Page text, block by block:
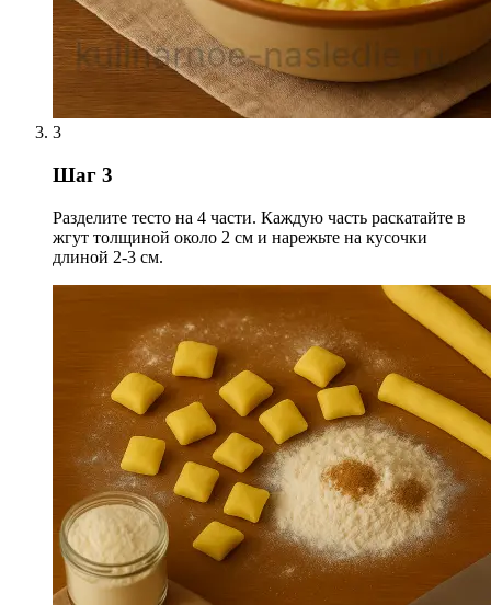
3
Шаг 3
Разделите тесто на 4 части. Каждую часть раскатайте в
жгут толщиной около 2 см и нарежьте на кусочки
длиной 2-3 см.